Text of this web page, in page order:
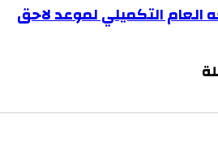
العام التكميلي لموعد لاحق